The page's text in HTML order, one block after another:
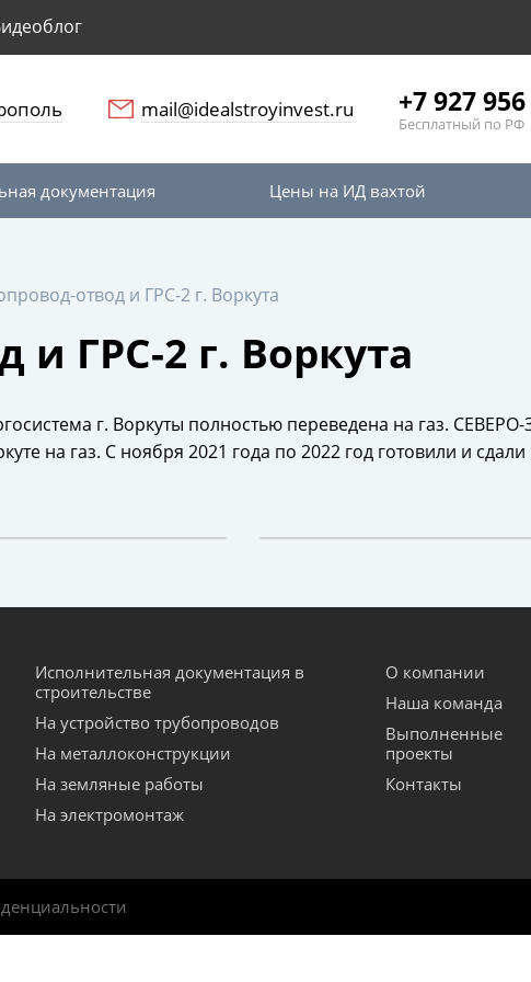
mail@idealstroyinvest.ru +7 927
Бесплатный по РФ
документация Цены на ИД вахтой
отвод и ГРС-2 г. Воркута
и ГРС-2 г. Воркута
г. Воркуты полностью переведена на газ.
на газ. С ноября 2021 года по 2022 год готовили и
Исполнительная документация в
строительстве
На устройство трубопроводов
На металлоконструкции
На земляные работы
На электромонтаж
О компании
Наша команда
Выполненные
проекты
Контакты